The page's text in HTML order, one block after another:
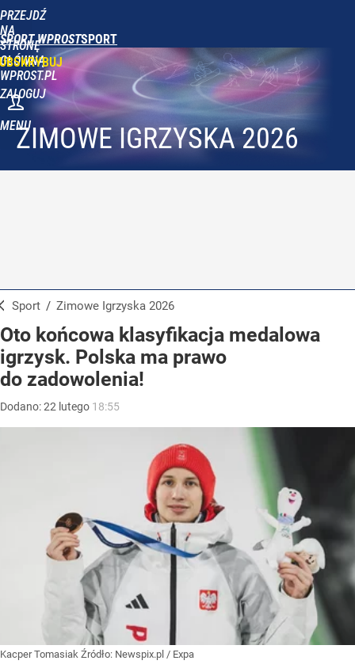
PRZEJDŹ
NA
STRONĘ
GŁÓWNĄ
WPROST.PL
SPORT WPROST
ZALOGUJ
MENUZIMOWE IGRZYSKA 2026
Sport / Zimowe Igrzyska 2026
Oto końcowa klasyfikacja medalowa
igrzysk. Polska ma prawo
do zadowolenia!
Dodano:22 lutego 18:55
Kacper Tomasiak Źródło: Newspix.pl / Expa